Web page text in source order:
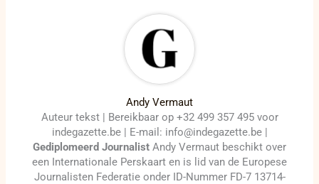
Andy Vermaut
Auteur tekst | Bereikbaar op +32 499 357 495 voor
indegazette.be | E-mail: info@indegazette.be |
Gediplomeerd Journalist Andy Vermaut beschikt over
een Internationale Perskaart en is lid van de Europese
Journalisten Federatie onder ID-Nummer FD-7 13714-